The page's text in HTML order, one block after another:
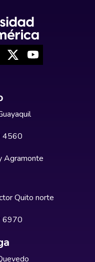
4560
Agramonte
Quito norte
6970